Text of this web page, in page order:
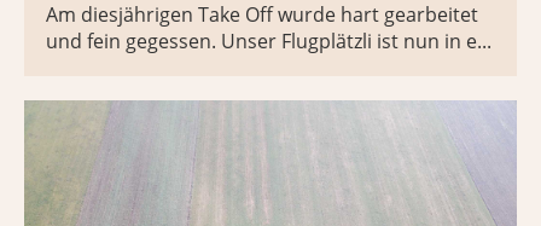
Am diesjährigen Take Off wurde hart gearbeitet
und fein gegessen. Unser Flugplätzli ist nun in e...